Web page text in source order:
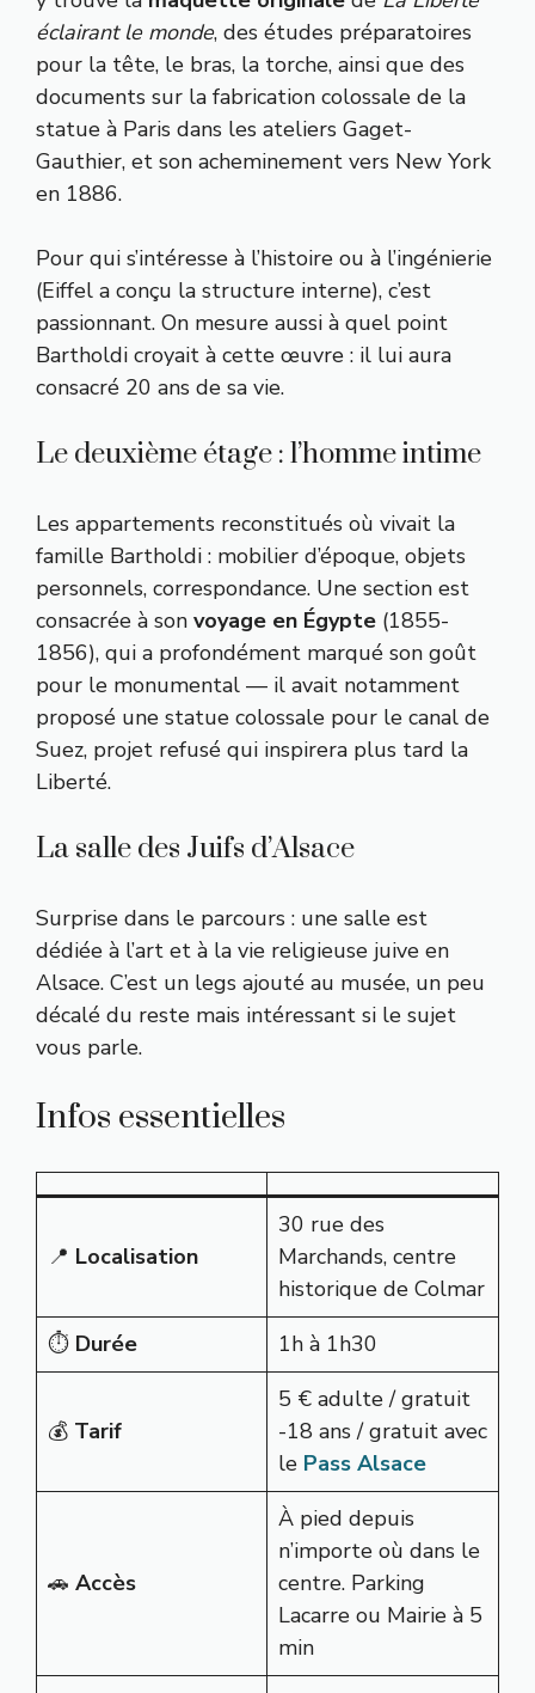
éclairant le monde, des études préparatoires
pour la tête, le bras, la torche, ainsi que des
documents sur la fabrication colossale de la
statue à Paris dans les ateliers Gaget-
Gauthier, et son acheminement vers New York
en 1886.
Pour qui s’intéresse à l’histoire ou à l’ingénierie
(Eiffel a conçu la structure interne), c’est
passionnant. On mesure aussi à quel point
Bartholdi croyait à cette œuvre : il lui aura
consacré 20 ans de sa vie.
Le deuxième étage : l’homme intime
Les appartements reconstitués où vivait la
famille Bartholdi : mobilier d’époque, objets
personnels, correspondance. Une section est
consacrée à son voyage en Égypte (1855-
1856), qui a profondément marqué son goût
pour le monumental — il avait notamment
proposé une statue colossale pour le canal de
Suez, projet refusé qui inspirera plus tard la
Liberté.
La salle des Juifs d’Alsace
Surprise dans le parcours : une salle est
dédiée à l’art et à la vie religieuse juive en
Alsace. C’est un legs ajouté au musée, un peu
décalé du reste mais intéressant si le sujet
vous parle.
Infos essentielles
📍 Localisation
30 rue des
Marchands, centre
historique de Colmar
⏱️ Durée 1h à 1h30
💰 Tarif
5 € adulte / gratuit
-18 ans / gratuit avec
le Pass Alsace
🚗 Accès
À pied depuis
n’importe où dans le
centre. Parking
Lacarre ou Mairie à 5
min